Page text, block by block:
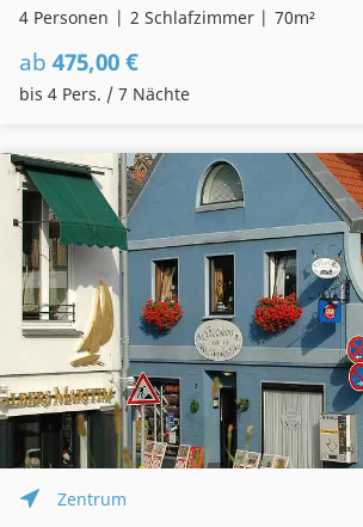
4 Personen 2 Schlafzimmer 70m²
ab 475,00 €
bis 4 Pers. / 7 Nächte
Zentrum